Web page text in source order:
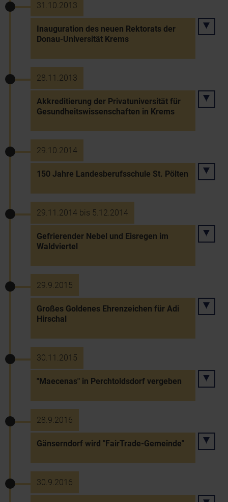
31.10.2013
Inauguration des neuen Rektorats der
Donau-Universität Krems
28.11.2013
Akkreditierung der Privatuniversität für
Gesundheitswissenschaften in Krems
29.10.2014
150 Jahre Landesberufsschule St. Pölten
29.11.2014 bis 5.12.2014
Gefrierender Nebel und Eisregen im
Waldviertel
29.9.2015
Großes Goldenes Ehrenzeichen für Adi
Hirschal
30.11.2015
"Maecenas" in Perchtoldsdorf vergeben
28.9.2016
Gänserndorf wird "FairTrade-Gemeinde"
30.9.2016